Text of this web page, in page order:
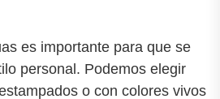
es importante para que se
personal. Podemos elegir
o con colores vivos